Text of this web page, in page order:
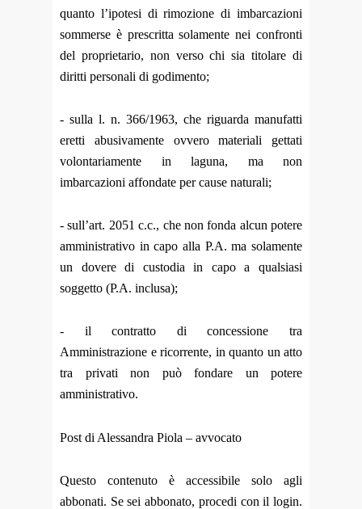
quanto l’ipotesi di rimozione di imbarcazioni
sommerse è prescritta solamente nei confronti
del proprietario, non verso chi sia titolare di
diritti personali di godimento;
- sulla l. n. 366/1963, che riguarda manufatti
eretti abusivamente ovvero materiali gettati
volontariamente in laguna, ma non
imbarcazioni affondate per cause naturali;
- sull’art. 2051 c.c., che non fonda alcun potere
amministrativo in capo alla P.A. ma solamente
un dovere di custodia in capo a qualsiasi
soggetto (P.A. inclusa);
- il contratto di concessione tra
Amministrazione e ricorrente, in quanto un atto
tra privati non può fondare un potere
amministrativo.
Post di Alessandra Piola – avvocato
Questo contenuto è accessibile solo agli
abbonati. Se sei abbonato, procedi con il login.